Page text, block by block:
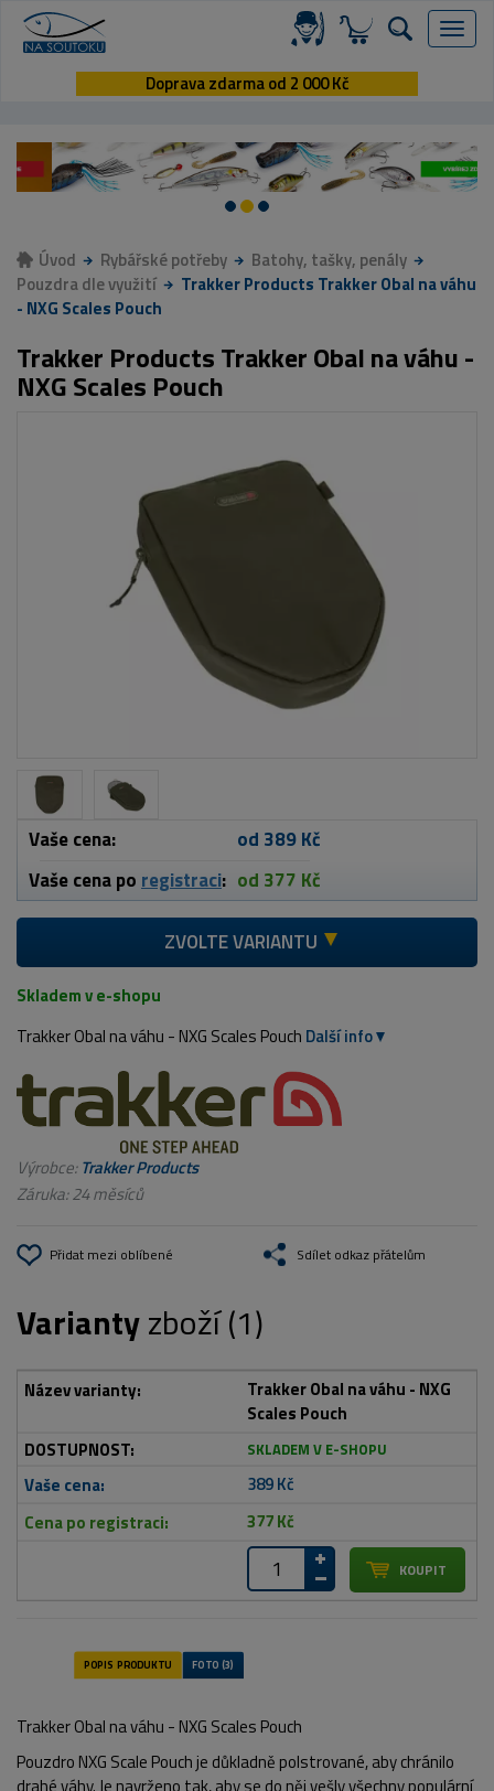
Menu
Doprava zdarma od 2 000 Kč
Úvod Rybářské potřeby
Batohy, tašky, penály
Pouzdra dle využití
Trakker Products Trakker Obal na váhu
- NXG Scales Pouch
Trakker Products Trakker Obal na váhu -
NXG Scales Pouch
Vaše cena:
od 389 Kč
Vaše cena po registraci: od 377 Kč
ZVOLTE VARIANTU
Skladem v e-shopu
Trakker Obal na váhu - NXG Scales Pouch Další info
Výrobce:Trakker Products
Záruka: 24 měsíců
Přidat mezi oblíbené Sdílet odkaz přátelům
Variantyzboží (1)
Trakker Obal na váhu - NXG
Scales Pouch
SKLADEM V E-SHOPU
389 Kč
377 Kč
Trakker Obal na váhu - NXG Scales Pouch
Pouzdro NXG Scale Pouch je důkladně polstrované, aby chránilo
drahé váhy. Je navrženo tak, aby se do něj vešly všechny populární